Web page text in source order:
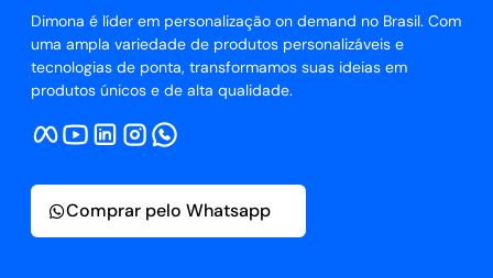
Dimona é líder em personalização on demand no Brasil. Com
uma ampla variedade de produtos personalizáveis e
tecnologias de ponta, transformamos suas ideias em
produtos únicos e de alta qualidade.
Comprar pelo Whatsapp